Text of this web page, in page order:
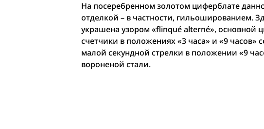
На посеребренном золотом циферблате
отделкой – в частности, гильошированием.
украшена узором «flinqué alterné», основной
счетчики в положениях «3 часа» и «9
малой секундной стрелки в положении «9
вороненой стали.